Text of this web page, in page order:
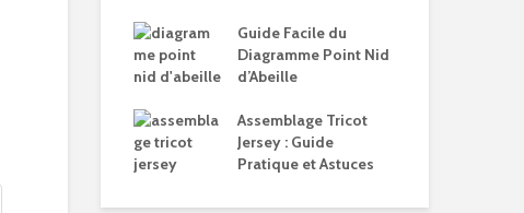
Guide Facile du
Diagramme Point Nid
d’Abeille
Assemblage Tricot
Jersey : Guide
Pratique et Astuces